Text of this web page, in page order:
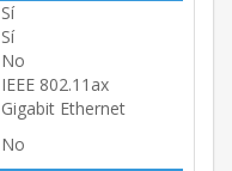
Sí
Sí
No
IEEE 802.11ax
Gigabit Ethernet
No